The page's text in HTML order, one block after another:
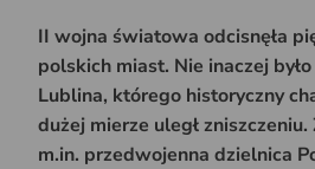
II wojna światowa odcisnęła
polskich miast. Nie inaczej
Lublina, którego historyczny
dużej mierze uległ zniszczeniu.
m.in. przedwojenna dzielnica